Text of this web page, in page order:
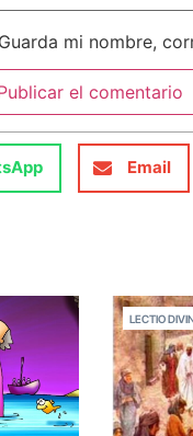
Guarda mi nombre,
Email
LECTIO